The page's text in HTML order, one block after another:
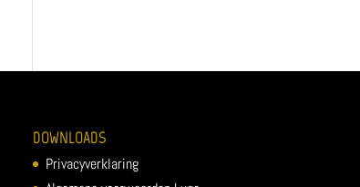
DOWNLOADS
Privacyverklaring